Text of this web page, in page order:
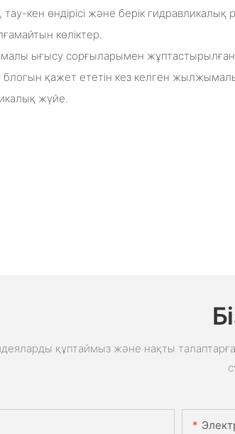
кен өндірісі және берік гидравликалық
көліктер.
ығысу сорғыларымен жұптастырылған
блогын қажет ететін кез келген
жүйе.
құптаймыз және нақты